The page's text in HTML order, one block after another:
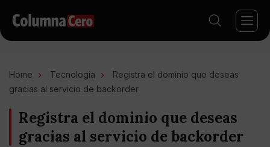
Home Tecnología
Registra el dominio que deseas
gracias al servicio de backorder
Registra el dominio que deseas
gracias al servicio de backorder